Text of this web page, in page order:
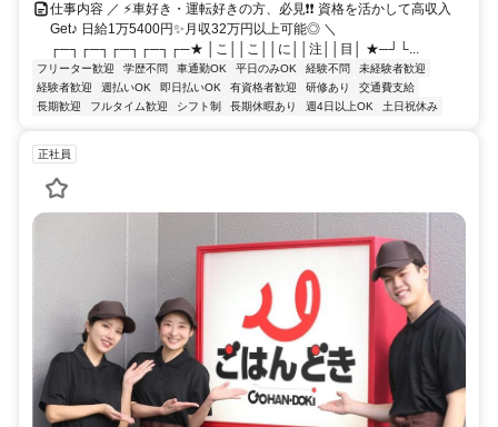
仕事内容 ／ ⚡車好き・運転好きの方、必見❗❗ 資格を活かして高収入
Get♪ 日給1万5400円✨月収32万円以上可能◎ ＼
┌─┐┌─┐┌─┐┌─┐┌─★ │こ││こ││に││注││目│ ★─┘└...
フリーター歓迎 学歴不問 車通勤OK 平日のみOK 経験不問
未経験者歓迎
経験者歓迎
週払いOK 即日払いOK 有資格者歓迎 研修あり
交通費支給
長期歓迎
フルタイム歓迎 シフト制 長期休暇あり 週4日以上OK 土日祝休み
正社員